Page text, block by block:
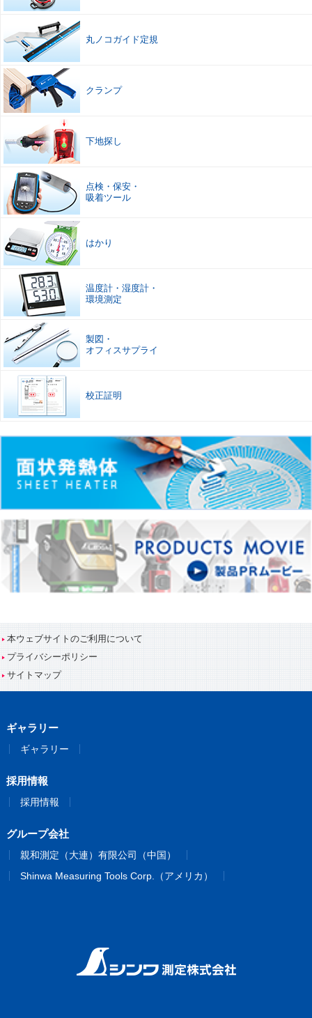
丸ノコガイド定規
クランプ
下地探し
点検 ・ 保安 ・
吸着ツール
はかり
温度計 ・ 湿度計 ・
環境測定
製図 ・
オフィスサプライ
校正証明
本ウェブサイトのご利用について
プライバシーポリシー
サイトマップ
ギャラリー
ギャラリー
採用情報
採用情報
グループ会社
親和測定（大連）有限公司（中国）
Shinwa Measuring Tools Corp.（アメリカ）